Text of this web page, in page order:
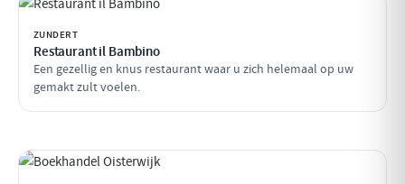
ZUNDERT
Restaurant il Bambino
Een gezellig en knus restaurant waar u zich helemaal op uw
gemakt zult voelen.